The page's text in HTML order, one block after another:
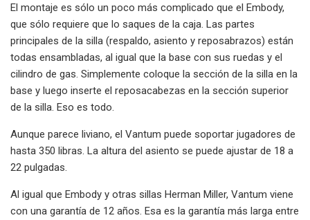
El montaje es sólo un poco más complicado que el Embody,
que sólo requiere que lo saques de la caja. Las partes
principales de la silla (respaldo, asiento y reposabrazos) están
todas ensambladas, al igual que la base con sus ruedas y el
cilindro de gas. Simplemente coloque la sección de la silla en la
base y luego inserte el reposacabezas en la sección superior
de la silla. Eso es todo.
Aunque parece liviano, el Vantum puede soportar jugadores de
hasta 350 libras. La altura del asiento se puede ajustar de 18 a
22 pulgadas.
Al igual que Embody y otras sillas Herman Miller, Vantum viene
con una garantía de 12 años. Esa es la garantía más larga entre